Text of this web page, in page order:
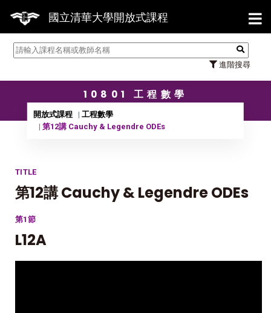
國立清華大學開放式課程
進階搜尋
【
10801 工程數學
開放式課程
工程數學
第12講 Cauchy & Legendre ODEs
TITLE
第12講 Cauchy & Legendre ODEs
第1節
L12A